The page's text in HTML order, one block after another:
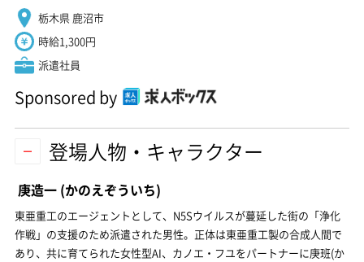
栃木県 鹿沼市
時給1,300円
派遣社員
Sponsored by
登場人物・キャラクター
庚造一 (かのえぞういち)
東亜重工のエージェントとして、N5Sウイルスが蔓延した街の「浄化
作戦」の支援のため派遣された男性。正体は東亜重工製の合成人間で
あり、共に育てられた女性型AI、カノエ・フユをパートナーに庚班(か